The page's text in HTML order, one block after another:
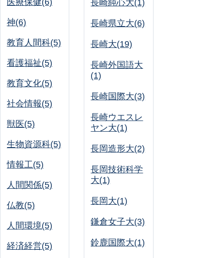
医療保健(6)
神(6)
教育人間科(5)
看護福祉(5)
教育文化(5)
社会情報(5)
獣医(5)
生物資源科(5)
情報工(5)
人間関係(5)
仏教(5)
人間環境(5)
経済経営(5)
長崎純心大(1)
長崎県立大(6)
長崎大(19)
長崎外国語大
(1)
長崎国際大(3)
長崎ウエスレ
ヤン大(1)
長岡造形大(2)
長岡技術科学
大(1)
長岡大(1)
鎌倉女子大(3)
鈴鹿国際大(1)